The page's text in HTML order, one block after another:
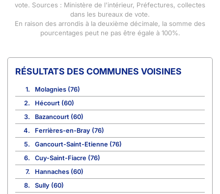
vote. Sources : Ministère de l'intérieur, Préfectures, collectes
dans les bureaux de vote.
En raison des arrondis à la deuxième décimale, la somme des
pourcentages peut ne pas être égale à 100%.
COMMUNES VOISINES
1.
Molagnies (76)
2.
Hécourt (60)
3.
Bazancourt (60)
4.
Ferrières-en-Bray (76)
5.
Gancourt-Saint-Etienne (76)
6.
Cuy-Saint-Fiacre (76)
7.
Hannaches (60)
8.
Sully (60)